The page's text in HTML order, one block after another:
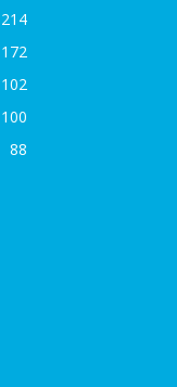
214
172
102
100
88